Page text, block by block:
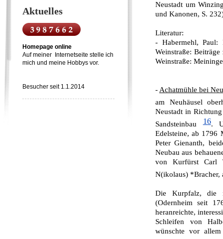
Neustadt um
und Kanonen, S.
Literatur:
- Habermehl, Paul:
Weinstraße: Beiträge
Weinstraße:
- Achatmühle bei
am Neuhäusel
Neustadt in
Sandsteinbau16.
Edelsteine, ab 1796
Peter Gienanth,
Neubau aus
von Kurfürst Carl
N(ikolaus) *Bracher,
Die Kurpfalz, die
(Odernheim seit
heranreichte,
Schleifen von
wünschte vor
Aktuelles
Homepage online
Auf meiner Internetseite stelle ich
mich und meine Hobbys vor.
Besucher seit 1.1.2014